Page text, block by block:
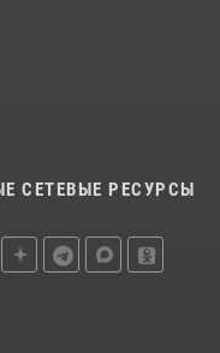
СЕТЕВЫЕ РЕСУРСЫ